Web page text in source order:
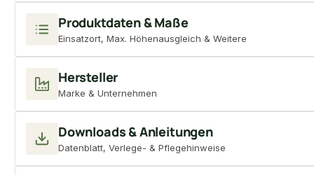
Produktdaten & Maße
Einsatzort, Max. Höhenausgleich & Weitere
Hersteller
Marke & Unternehmen
Downloads & Anleitungen
Datenblatt, Verlege- & Pflegehinweise